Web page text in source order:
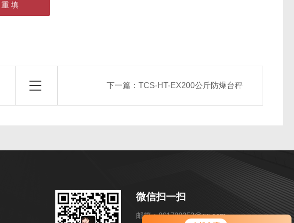
下一篇： TCS-HT-EX200公斤防爆台秤
微信扫一扫
邮箱：861788253@qq.com